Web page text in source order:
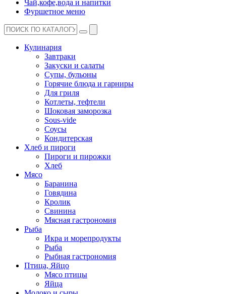
Чай,кофе,вода и напитки
Фуршетное меню
Кулинария
Завтраки
Закуски и салаты
Супы, бульоны
Горячие блюда и гарниры
Для гриля
Котлеты, тефтели
Шоковая заморозка
Sous-vide
Соусы
Кондитерская
Хлеб и пироги
Пироги и пирожки
Хлеб
Мясо
Баранина
Говядина
Кролик
Свинина
Мясная гастрономия
Рыба
Икра и морепродукты
Рыба
Рыбная гастрономия
Птица, Яйцо
Мясо птицы
Яйца